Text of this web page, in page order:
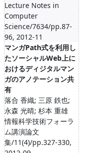
Lecture Notes in
Computer
Science/7634/pp.87-
96, 2012-11
マンガPath式を利用し
たソーシャルWeb上に
おけるディジタルマン
ガのアノテーション共
有
落合 香織; 三原 鉄也;
永森 光晴; 杉本 重雄
情報科学技術フォーラ
ム講演論文
集/11(4)/pp.327-330,